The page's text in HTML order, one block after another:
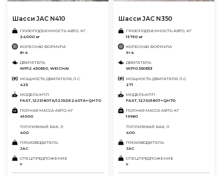
Шасси JAC N410
ГРУЗОПОДЪЕМНОСТЬ АВТО, КГ
24000 кг
КОЛЕСНАЯ ФОРМУЛА
8×4
ДВИГАТЕЛЬ
WP12.430E50, WEICHAI
МОЩНОСТЬ ДВИГАТЕЛЯ, Л.С.
423
МОДЕЛЬ КПП
FAST, 12JS180TА/12JSDX240TA+QH70
ПОЛНАЯ МАССА АВТО, КГ
41000
ТОПЛИВНЫЙ БАК, Л
400
ПРОИЗВОДИТЕЛЬ
JAC
СПЕЦПРЕДЛОЖЕНИЕ
Y
Шасси JAC N350
ГРУЗОПОДЪЕМНОСТЬ АВТО, КГ
13750 кг
КОЛЕСНАЯ ФОРМУЛА
6×4
ДВИГАТЕЛЬ
WP10.350E53
МОЩНОСТЬ ДВИГАТЕЛЯ, Л.С.
271
МОДЕЛЬ КПП
FAST, 12JSD180T+QH70
ПОЛНАЯ МАССА АВТО, КГ
19980
ТОПЛИВНЫЙ БАК, Л
400
ПРОИЗВОДИТЕЛЬ
JAC
СПЕЦПРЕДЛОЖЕНИЕ
Y